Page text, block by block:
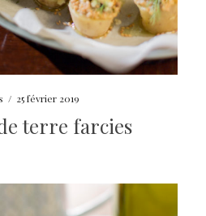
/ 25 février 2019
terre farcies